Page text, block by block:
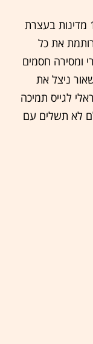
כך, למשל, בדצמבר אשתקד הצביעו 134 מדינות בעצרת
את כל
ומסירה חסמים
ניצל את
לגייס תמיכה
לא תשלים עם